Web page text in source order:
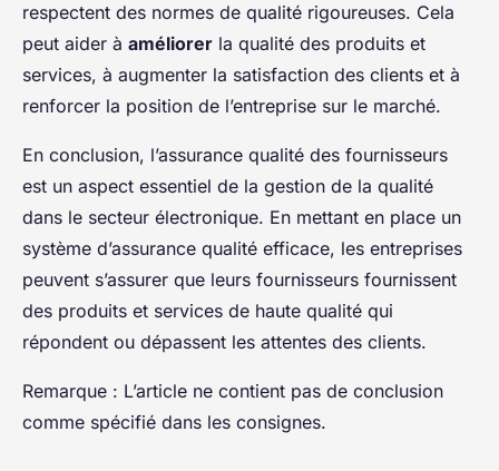
respectent des normes de qualité rigoureuses. Cela
peut aider à améliorer la qualité des produits et
services, à augmenter la satisfaction des clients et à
renforcer la position de l’entreprise sur le marché.
En conclusion, l’assurance qualité des fournisseurs
est un aspect essentiel de la gestion de la qualité
dans le secteur électronique. En mettant en place un
système d’assurance qualité efficace, les entreprises
peuvent s’assurer que leurs fournisseurs fournissent
des produits et services de haute qualité qui
répondent ou dépassent les attentes des clients.
Remarque : L’article ne contient pas de conclusion
comme spécifié dans les consignes.